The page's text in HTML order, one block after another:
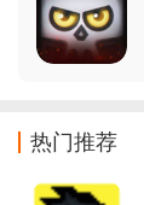
热门推荐